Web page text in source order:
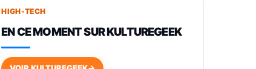
648,63€
Smartphone Android 5G avec
HIGH-TECH
EN CE MOMENT SUR KULTUREGEEK